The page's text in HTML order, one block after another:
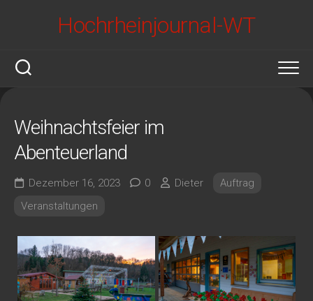
Hochrheinjournal-WT
Weihnachtsfeier im
Abenteuerland
Dezember 16, 2023 0 Dieter
Auftrag
Veranstaltungen